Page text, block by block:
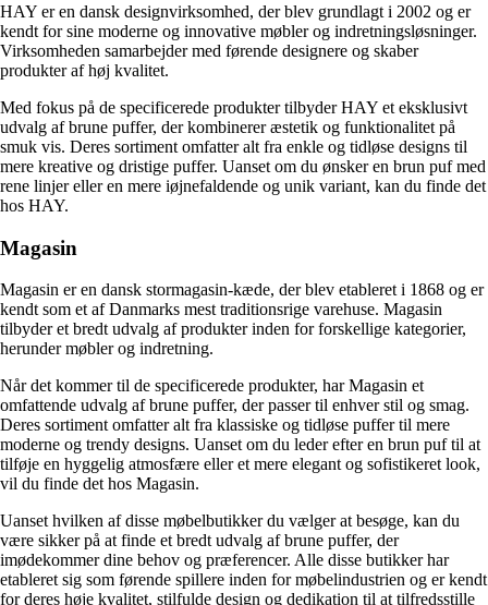
HAY er en dansk designvirksomhed, der blev grundlagt i 2002 og er
kendt for sine moderne og innovative møbler og indretningsløsninger.
Virksomheden samarbejder med førende designere og skaber
produkter af høj kvalitet.
Med fokus på de specificerede produkter tilbyder HAY et eksklusivt
udvalg af brune puffer, der kombinerer æstetik og funktionalitet på
smuk vis. Deres sortiment omfatter alt fra enkle og tidløse designs til
mere kreative og dristige puffer. Uanset om du ønsker en brun puf med
rene linjer eller en mere iøjnefaldende og unik variant, kan du finde det
hos HAY.
Magasin
Magasin er en dansk stormagasin-kæde, der blev etableret i 1868 og er
kendt som et af Danmarks mest traditionsrige varehuse. Magasin
tilbyder et bredt udvalg af produkter inden for forskellige kategorier,
herunder møbler og indretning.
Når det kommer til de specificerede produkter, har Magasin et
omfattende udvalg af brune puffer, der passer til enhver stil og smag.
Deres sortiment omfatter alt fra klassiske og tidløse puffer til mere
moderne og trendy designs. Uanset om du leder efter en brun puf til at
tilføje en hyggelig atmosfære eller et mere elegant og sofistikeret look,
vil du finde det hos Magasin.
Uanset hvilken af ​​disse møbelbutikker du vælger at besøge, kan du
være sikker på at finde et bredt udvalg af brune puffer, der
imødekommer dine behov og præferencer. Alle disse butikker har
etableret sig som førende spillere inden for møbelindustrien og er kendt
for deres høje kvalitet, stilfulde design og dedikation til at tilfredsstille